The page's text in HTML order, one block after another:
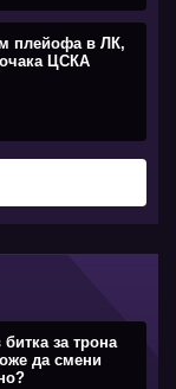
плейофа в ЛК,
ЦСКА
за трона
да смени